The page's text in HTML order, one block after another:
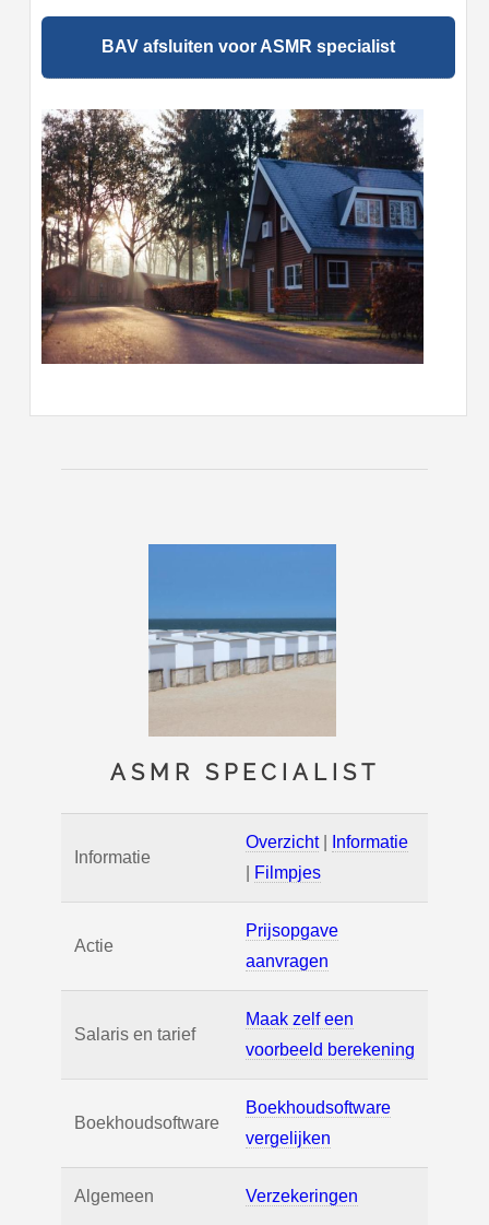
BAV afsluiten voor ASMR specialist
ASMR SPECIALIST
Informatie
Overzicht|
Informatie
Filmpjes
Actie
Prijsopgave
aanvragen
Salaris en tarief
Maak zelf een
voorbeeld berekening
Boekhoudsoftware
Boekhoudsoftware
vergelijken
Algemeen Verzekeringen